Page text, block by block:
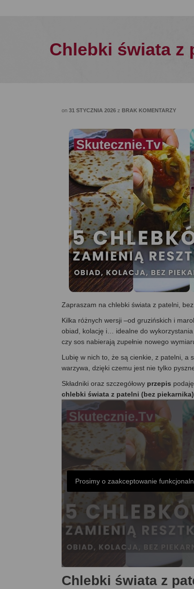
Chlebki świata z
on 31 STYCZNIA 2026 z BRAK KOMENTARZY
Zapraszam na chlebki świata z patelni,
Kilka różnych wersji –od gruzińskich i
obiad, kolację i… idealne do
czy sos nabierają zupełnie nowego
Lubię w nich to, że są cienkie, z patelni, a
warzywa, dzięki czemu jest nie tylko
Składniki oraz szczegółowy przepis
chlebki świata z patelni (bez
Prosimy o zaakceptowanie
Chlebki świata z